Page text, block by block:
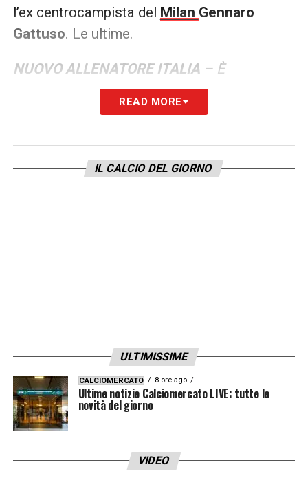
l’ex centrocampista del Milan Gennaro
Gattuso. Le ultime.
NUOVO ALLENATORE ITALIA– È
Gennaro #Gattuso la prima idea forte
valutata dalla #Figc per la panchina della
alla #Fiorentina, i ragionamenti federali
READ MORE
IL CALCIO DEL GIORNO
ULTIMISSIME
CALCIOMERCATO 8 ore ago
Ultime notizie Calciomercato LIVE: tutte le
novità del giorno
VIDEO